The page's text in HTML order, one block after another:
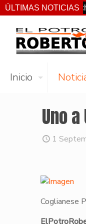
ÚLTIMAS NOTICIAS
cambia de fecha a
Inicio
Uno
1
Coglianese